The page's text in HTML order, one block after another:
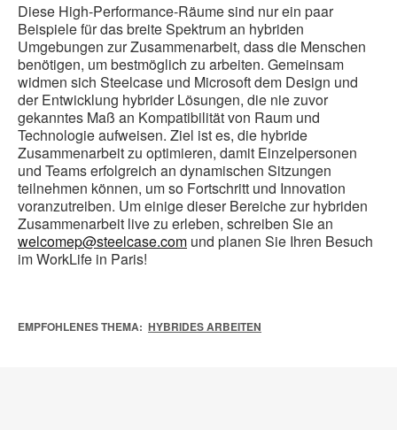
Diese High-Performance-Räume sind nur ein paar
Beispiele für das breite Spektrum an hybriden
Umgebungen zur Zusammenarbeit, dass die Menschen
benötigen, um bestmöglich zu arbeiten. Gemeinsam
widmen sich Steelcase und Microsoft dem Design und
der Entwicklung hybrider Lösungen, die nie zuvor
gekanntes Maß an Kompatibilität von Raum und
Technologie aufweisen. Ziel ist es, die hybride
Zusammenarbeit zu optimieren, damit Einzelpersonen
und Teams erfolgreich an dynamischen Sitzungen
teilnehmen können, um so Fortschritt und Innovation
voranzutreiben. Um einige dieser Bereiche zur hybriden
Zusammenarbeit live zu erleben, schreiben Sie an
welcomep@steelcase.com und planen Sie Ihren Besuch
im WorkLife in Paris!
EMPFOHLENES THEMA: HYBRIDES ARBEITEN